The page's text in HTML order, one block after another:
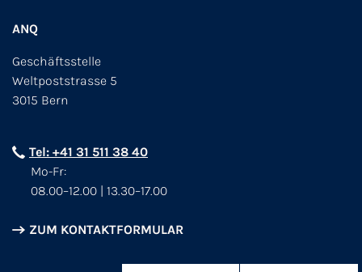
ANQ
Geschäftsstelle
Weltpoststrasse 5
3015 Bern
Tel: +41 31 511 38 40
Mo-Fr:
08.00–12.00 | 13.30–17.00
ZUM KONTAKTFORMULAR